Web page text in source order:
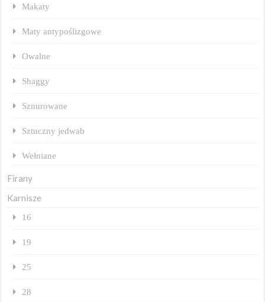
Makaty
Maty antypoślizgowe
Owalne
Shaggy
Sznurowane
Sztuczny jedwab
Wełniane
Firany
Karnisze
16
19
25
28